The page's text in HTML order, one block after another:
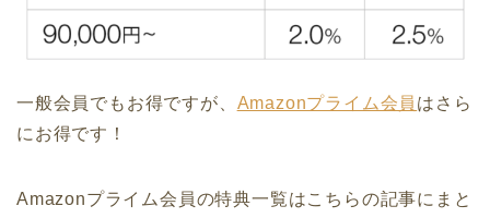
一般会員でもお得ですが、 Amazonプライム会員 はさら
にお得です！
Amazonプライム会員の特典一覧はこちらの記事にまと